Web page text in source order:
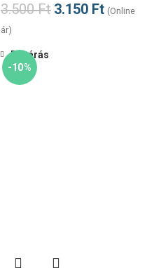
3.500Ft 3.150 Ft (Online
ár)
-10%
Bezárás